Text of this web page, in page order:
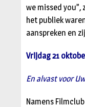
we missed
het publiek
aanspreken en
Vrijdag 21
En alvast voor
Namens